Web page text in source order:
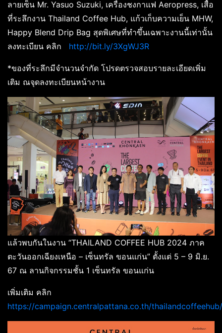
ลายเซ็น Mr. Yasuo Suzuki, เครื่องชงกาแฟ Aeropress, เสื้อ
ที่ระลึกงาน Thailand Coffee Hub, แก้วเก็บความเย็น MHW,
Happy Blend Drip Bag สุดพิเศษที่ทำขึ้นเฉพาะงานนี้เท่านั้น
ลงทะเบียน คลิก http://bit.ly/3XgWJ3R
*ของที่ระลึกมีจำนวนจำกัด โปรดตรวจสอบรายละเอียดเพิ่ม
เติม ณจุดลงทะเบียนหน้างาน
แล้วพบกันในงาน “THAILAND COFFEE HUB 2024 ภาค
ตะวันออกเฉียงเหนือ – เซ็นทรัล ขอนแก่น” ตั้งแต่ 5 – 9 มิ.ย.
67 ณ ลานกิจกรรมชั้น 1 เซ็นทรัล ขอนแก่น
เพิ่มเติม คลิก
https://campaign.centralpattana.co.th/